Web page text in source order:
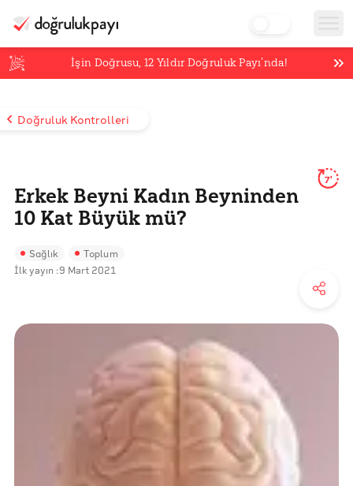
İşin Doğrusu,12 Yıldır Doğruluk Payı’nda!
Doğruluk Kontrolleri
Erkek Beyni Kadın Beyninden
10 Kat Büyük mü?
7'
Sağlık Toplum
İlk yayın :9 Mart 2021